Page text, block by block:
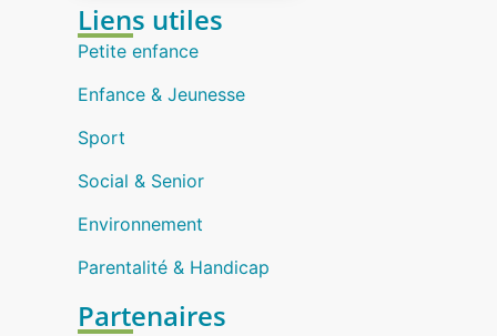
Liens utiles
Petite enfance
Enfance & Jeunesse
Sport
Social & Senior
Environnement
Parentalité & Handicap
Partenaires